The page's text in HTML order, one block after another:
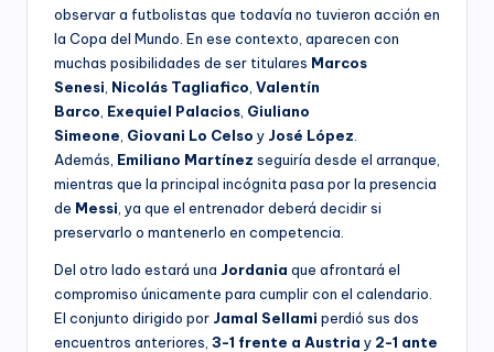
observar a futbolistas que todavía no tuvieron acción en
la Copa del Mundo. En ese contexto, aparecen con
muchas posibilidades de ser titulares Marcos
Senesi Nicolás Tagliafico Valentín
Barco Exequiel Palacios Giuliano
Simeone Giovani Lo Celso y José López
Además, Emiliano Martínez seguiría desde el arranque,
mientras que la principal incógnita pasa por la presencia
de Messi , ya que el entrenador deberá decidir si
preservarlo o mantenerlo en competencia.
Del otro lado estará una Jordania que afrontará el
compromiso únicamente para cumplir con el calendario.
El conjunto dirigido por Jamal Sellami perdió sus dos
encuentros anteriores, 3-1 frente a Austria y 2-1 ante